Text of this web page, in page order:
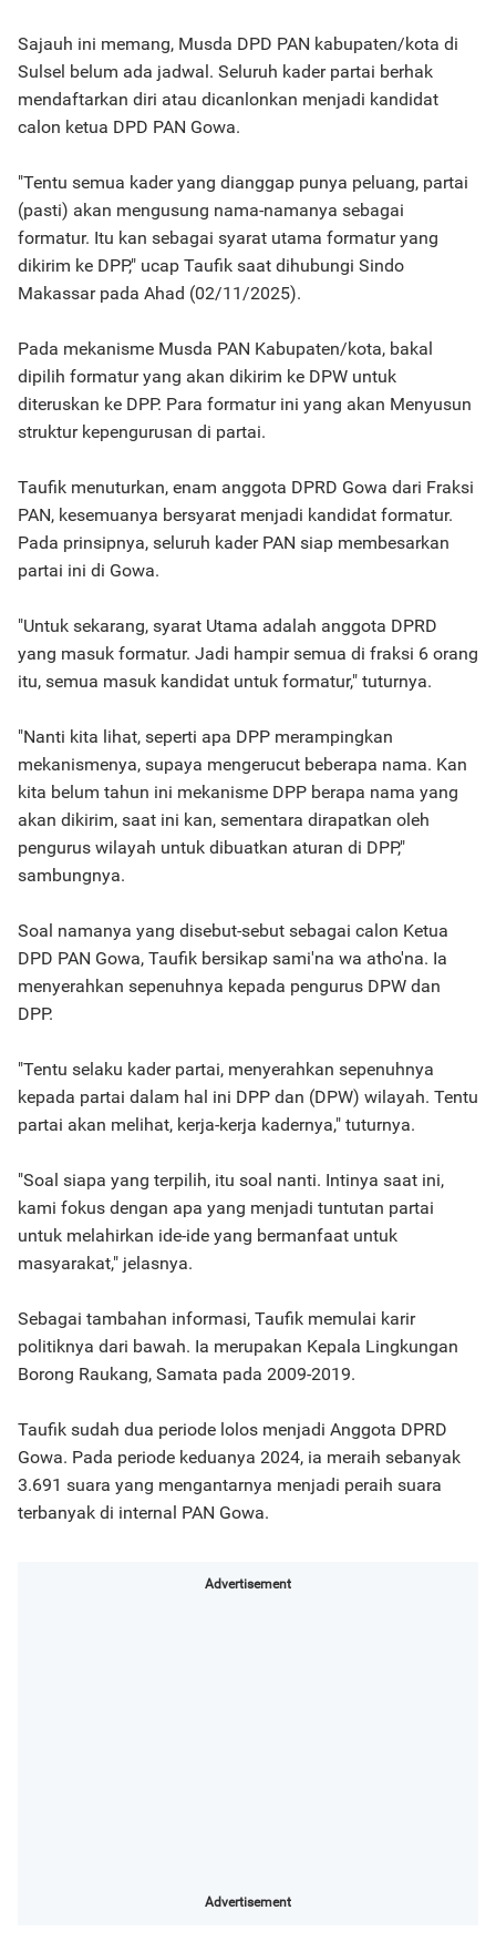
Sajauh ini memang, Musda DPD PAN kabupaten/kota di
Sulsel belum ada jadwal. Seluruh kader partai berhak
mendaftarkan diri atau dicanlonkan menjadi kandidat
calon ketua DPD PAN Gowa.
"Tentu semua kader yang dianggap punya peluang, partai
(pasti) akan mengusung nama-namanya sebagai
formatur. Itu kan sebagai syarat utama formatur yang
dikirim ke DPP," ucap Taufik saat dihubungi Sindo
Makassar pada Ahad (02/11/2025).
Pada mekanisme Musda PAN Kabupaten/kota, bakal
dipilih formatur yang akan dikirim ke DPW untuk
diteruskan ke DPP. Para formatur ini yang akan Menyusun
struktur kepengurusan di partai.
Taufik menuturkan, enam anggota DPRD Gowa dari Fraksi
PAN, kesemuanya bersyarat menjadi kandidat formatur.
Pada prinsipnya, seluruh kader PAN siap membesarkan
partai ini di Gowa.
"Untuk sekarang, syarat Utama adalah anggota DPRD
yang masuk formatur. Jadi hampir semua di fraksi 6 orang
itu, semua masuk kandidat untuk formatur," tuturnya.
"Nanti kita lihat, seperti apa DPP merampingkan
mekanismenya, supaya mengerucut beberapa nama. Kan
kita belum tahun ini mekanisme DPP berapa nama yang
akan dikirim, saat ini kan, sementara dirapatkan oleh
pengurus wilayah untuk dibuatkan aturan di DPP,"
sambungnya.
Soal namanya yang disebut-sebut sebagai calon Ketua
DPD PAN Gowa, Taufik bersikap sami'na wa atho'na. Ia
menyerahkan sepenuhnya kepada pengurus DPW dan
DPP.
"Tentu selaku kader partai, menyerahkan sepenuhnya
kepada partai dalam hal ini DPP dan (DPW) wilayah. Tentu
partai akan melihat, kerja-kerja kadernya," tuturnya.
"Soal siapa yang terpilih, itu soal nanti. Intinya saat ini,
kami fokus dengan apa yang menjadi tuntutan partai
untuk melahirkan ide-ide yang bermanfaat untuk
masyarakat," jelasnya.
Sebagai tambahan informasi, Taufik memulai karir
politiknya dari bawah. Ia merupakan Kepala Lingkungan
Borong Raukang, Samata pada 2009-2019.
Taufik sudah dua periode lolos menjadi Anggota DPRD
Gowa. Pada periode keduanya 2024, ia meraih sebanyak
3.691 suara yang mengantarnya menjadi peraih suara
terbanyak di internal PAN Gowa.
Advertisement
Advertisement